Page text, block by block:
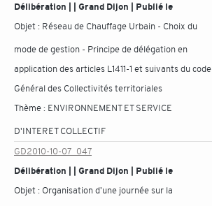
Délibération | | Grand Dijon | Publié le
Objet : Réseau de Chauffage Urbain - Choix du
mode de gestion - Principe de délégation en
application des articles L1411-1 et suivants du code
Général des Collectivités territoriales
Thème : ENVIRONNEMENT ET SERVICE
D'INTERET COLLECTIF
GD2010-10-07_047
Délibération | | Grand Dijon | Publié le
Objet : Organisation d'une journée sur la